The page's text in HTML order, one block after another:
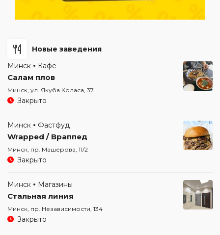
Новые заведения
Минск
Кафе
Салам плов
Минск, ул. Якуба Коласа, 37
Закрыто
Минск Фастфуд
Wrapped / Враппед
Минск, пр. Машерова, 11/2
Закрыто
Минск Магазины
Стальная линия
Минск, пр. Независимости, 134
Закрыто